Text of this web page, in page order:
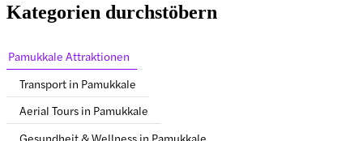
Kategorien durchstöbern
Pamukkale Attraktionen
Transport in Pamukkale
Aerial Tours in Pamukkale
Gesundheit & Wellness in Pamukkale